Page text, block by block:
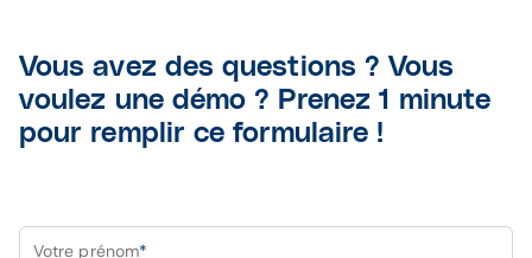
Vous avez des questions ? Vous
voulez une démo ? Prenez 1 minute
pour remplir ce formulaire !
Votre prénom*